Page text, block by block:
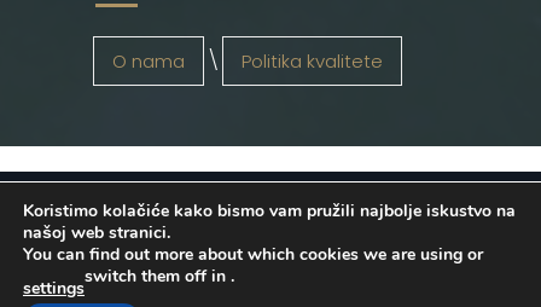
O nama Politika kvalitete
OSATINA GRUPA d.o.o. 2026
. Configured
byINFOS Osijek. Sva prava pridržana.
Koristimo kolačiće kako bismo vam pružili najbolje iskustvo na
našoj web stranici.
You can find out more about which cookies we are using or
switch them off in
settings
.